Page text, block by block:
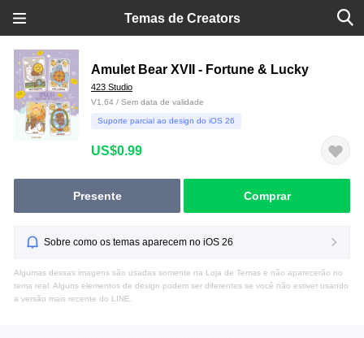
Temas de Creators
Amulet Bear XVII - Fortune & Lucky
423 Studio
V1.64 / Sem data de validade
Suporte parcial ao design do iOS 26
US$0.99
Presente Comprar
Sobre como os temas aparecem no iOS 26
Algumas dessas imagens são usadas somente na Loja de Temas e não aparecerão no
tema real. Alguns elementos de design podem ser diferentes se você não estiver usando
a versão mais recente do LINE.